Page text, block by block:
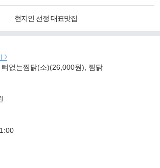
현지인 선정 대표맛집
없는찜닭(소)(26,000원), 찜닭